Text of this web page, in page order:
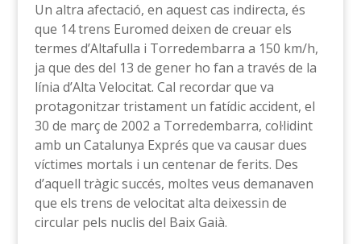
Un altra afectació, en aquest cas indirecta, és
que 14 trens Euromed deixen de creuar els
termes d’Altafulla i Torredembarra a 150 km/h,
ja que des del 13 de gener ho fan a través de la
línia d’Alta Velocitat. Cal recordar que va
protagonitzar tristament un fatídic accident, el
30 de març de 2002 a Torredembarra, col·lidint
amb un Catalunya Exprés que va causar dues
víctimes mortals i un centenar de ferits. Des
d’aquell tràgic succés, moltes veus demanaven
que els trens de velocitat alta deixessin de
circular pels nuclis del Baix Gaià.